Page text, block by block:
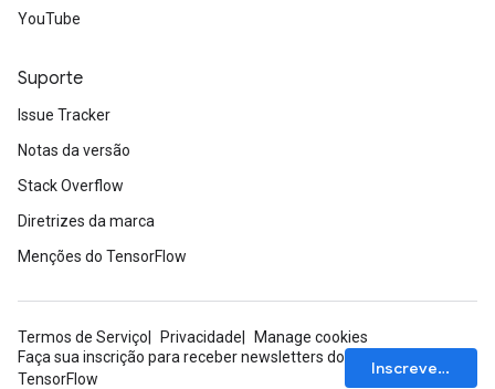
YouTube
Suporte
Issue Tracker
Notas da versão
Stack Overflow
Diretrizes da marca
Menções do TensorFlow
Termos de Serviço Privacidade
Manage cookies
Faça sua inscrição para receber newsletters do
TensorFlow
Inscrever-se